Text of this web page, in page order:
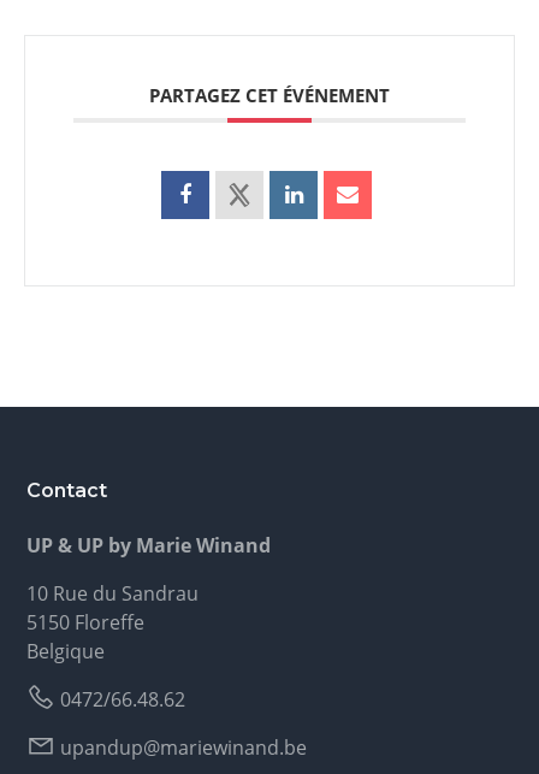
PARTAGEZ CET ÉVÉNEMENT
Contact
UP & UP by Marie Winand
10 Rue du Sandrau
5150 Floreffe
Belgique
0472/66.48.62
upandup@mariewinand.be